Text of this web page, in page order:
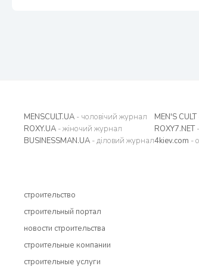
MENSCULT.UA - чоловічий журнал
ROXY.UA - жіночий журнал
BUSINESSMAN.UA - діловий журнал
MEN'S CULT
ROXY7.NET
4kiev.com -
строительство
строительный портал
новости строительства
строительные компании
строительные услуги